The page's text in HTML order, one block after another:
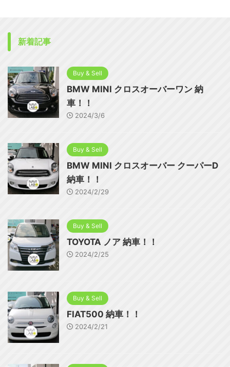
新着記事
Buy & Sell
BMW MINI クロスオーバーワン 納
車！！
2024/3/6
Buy & Sell
BMW MINI クロスオーバー クーパーD
納車！！
2024/2/29
Buy & Sell
TOYOTA ノア 納車！！
2024/2/25
Buy & Sell
FIAT500 納車！！
2024/2/21